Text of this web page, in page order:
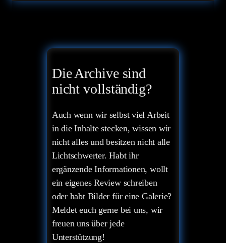
Die Archive sind
nicht vollständig?
Auch wenn wir selbst viel Arbeit
in die Inhalte stecken, wissen wir
nicht alles und besitzen nicht alle
Lichtschwerter. Habt ihr
ergänzende Informationen, wollt
ein eigenes Review schreiben
oder habt Bilder für eine Galerie?
Meldet euch gerne bei uns, wir
freuen uns über jede
Unterstützung!